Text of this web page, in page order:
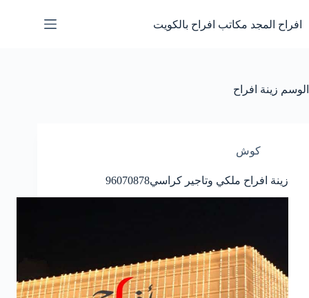
إلى
المحتوى
افراح المجد مكاتب افراح بالكويت
الوسم زينة افراح
كوش
زينة افراح ملكي وتاجير كراسي96070878